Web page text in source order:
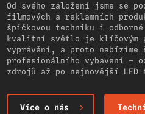
Od svého založení jsme se
filmových a reklamních
špičkovou techniku i odborné
kvalitní světlo je klíčovým
vyprávění, a proto nabízíme
profesionálního vybavení –
zdrojů až po nejnovější LED
Více o nás